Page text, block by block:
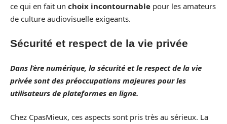
ce qui en fait un choix incontournable pour les amateurs
de culture audiovisuelle exigeants.
Sécurité et respect de la vie privée
Dans l’ère numérique, la sécurité et le respectde la vie
privée sont des préoccupations majeures pour les
utilisateurs de plateformes en ligne.
Chez CpasMieux, ces aspects sont pris très au sérieux. La